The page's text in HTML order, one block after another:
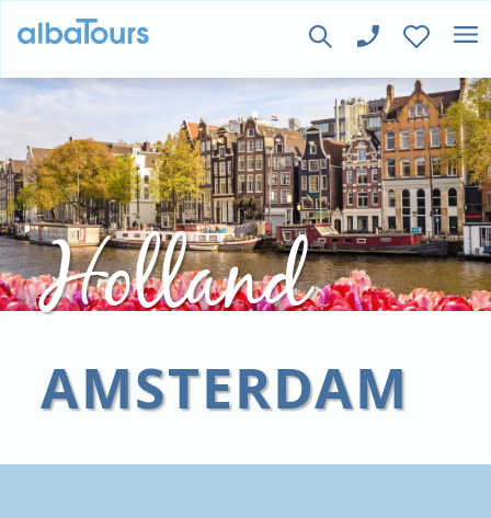
Holland
AMSTERDAM